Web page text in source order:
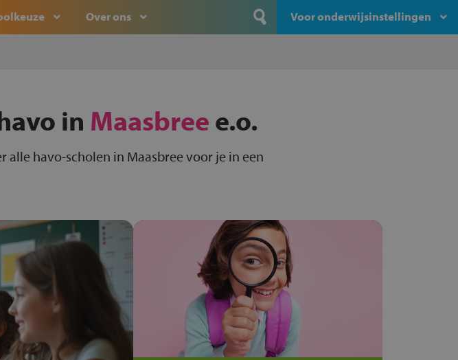
Over ons Voor onderwijsinstellingen
in Maasbreee.o.
alle havo-scholen in Maasbree voor je in een